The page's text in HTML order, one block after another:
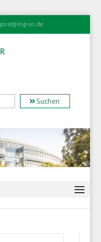
post@ing-sn.de
Suchen